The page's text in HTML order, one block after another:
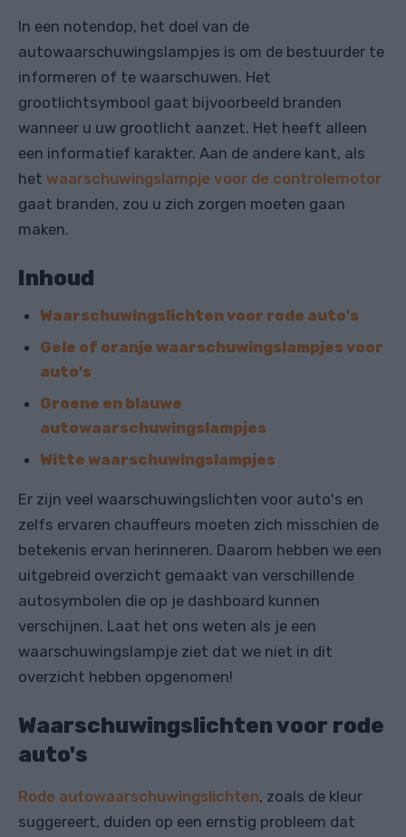
In een notendop, het doel van de
autowaarschuwingslampjes is om de bestuurder te
informeren of te waarschuwen. Het
grootlichtsymbool gaat bijvoorbeeld branden
wanneer u uw grootlicht aanzet. Het heeft alleen
een informatief karakter. Aan de andere kant, als
het waarschuwingslampje voor de controlemotor
gaat branden, zou u zich zorgen moeten gaan
maken.
Inhoud
Waarschuwingslichten voor rode auto's
Gele of oranje waarschuwingslampjes voor
auto's
Groene en blauwe
autowaarschuwingslampjes
Witte waarschuwingslampjes
Er zijn veel waarschuwingslichten voor auto's en
zelfs ervaren chauffeurs moeten zich misschien de
betekenis ervan herinneren. Daarom hebben we een
uitgebreid overzicht gemaakt van verschillende
autosymbolen die op je dashboard kunnen
verschijnen. Laat het ons weten als je een
waarschuwingslampje ziet dat we niet in dit
overzicht hebben opgenomen!
Waarschuwingslichten voor rode
auto's
Rode autowaarschuwingslichten, zoals de kleur
suggereert, duiden op een ernstig probleem dat